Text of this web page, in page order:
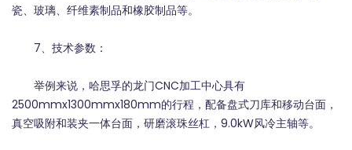
瓷、玻璃、纤维素制品和橡胶制品等。
7、技术参数：
举例来说，哈思孚的龙门CNC加工中心具有
2500mmx1300mmx180mm的行程，配备盘式刀库和移动台面，
真空吸附和装夹一体台面，研磨滚珠丝杠，9.0kW风冷主轴等。